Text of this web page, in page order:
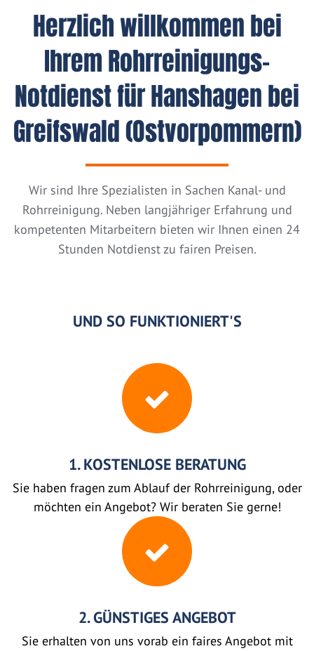
Herzlich willkommen bei
Ihrem Rohrreinigungs-
Notdienst für Hanshagen bei
Greifswald (Ostvorpommern)
Wir sind Ihre Spezialisten in Sachen Kanal- und
Rohrreinigung. Neben langjähriger Erfahrung und
kompetenten Mitarbeitern bieten wir Ihnen einen 24
Stunden Notdienst zu fairen Preisen.
UND SO FUNKTIONIERT'S
1. KOSTENLOSE BERATUNG
Sie haben fragen zum Ablauf der Rohrreinigung, oder
möchten ein Angebot? Wir beraten Sie gerne!
2. GÜNSTIGES ANGEBOT
Sie erhalten von uns vorab ein faires Angebot mit